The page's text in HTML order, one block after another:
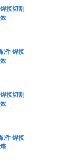
接切割
件 焊接
接切割
件 焊接